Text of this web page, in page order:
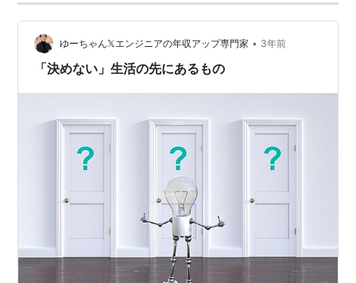
ゆーちゃん𝕏エンジニアの年収アップ専門家 • 3年前
「決めない」生活の先にあるもの